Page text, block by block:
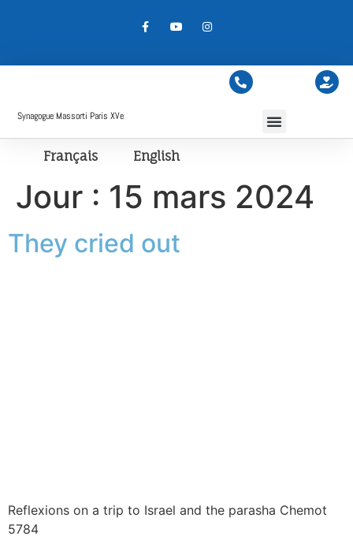
Synagogue Massorti Paris XVe
Français English
Jour : 15 mars 2024
They cried out
Reflexions on a trip to Israel and the parasha Chemot
5784